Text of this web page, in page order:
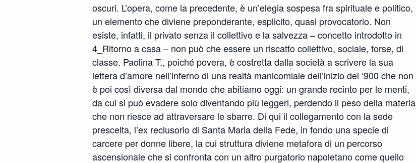
oscuri. L’opera, come la precedente, è un’elegia sospesa fra spirituale e politico,
un elemento che diviene preponderante, esplicito, quasi provocatorio. Non
esiste, infatti, il privato senza il collettivo e la salvezza – concetto introdotto in
4_Ritorno a casa – non può che essere un riscatto collettivo, sociale, forse, di
classe. Paolina T., poiché povera, è costretta dalla società a scrivere la sua
lettera d’amore nell’inferno di una realtà manicomiale dell’inizio del ‘900 che non
è poi così diversa dal mondo che abitiamo oggi: un grande recinto per le menti,
da cui si può evadere solo diventando più leggeri, perdendo il peso della materia
che non riesce ad attraversare le sbarre. Di qui il collegamento con la sede
prescelta, l’ex reclusorio di Santa Maria della Fede, in fondo una specie di
carcere per donne libere, la cui struttura diviene metafora di un percorso
ascensionale che si confronta con un altro purgatorio napoletano come quello